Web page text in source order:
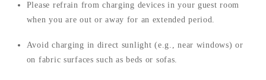
Please refrain from charging devices in your guest room
when you are out or away for an extended period.
Avoid charging in direct sunlight (e.g., near windows) or
on fabric surfaces such as beds or sofas.